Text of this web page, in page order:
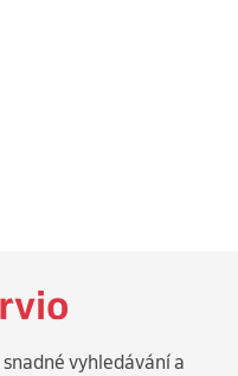
vyhledávání a